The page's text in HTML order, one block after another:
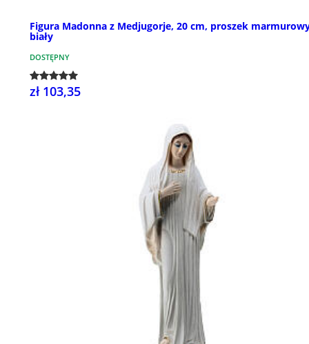
Figura Madonna z Medjugorje, 20 cm, proszek
biały
DOSTĘPNY
zł 103,35